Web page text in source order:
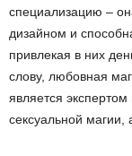
специализацию –
дизайном и
привлекая в них
слову, любовная
является
сексуальной